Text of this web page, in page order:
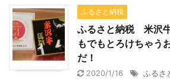
ふるさと納税
ふるさと納税 米沢
もでもとろけちゃう
だ！
2020/1/16 ふるさ